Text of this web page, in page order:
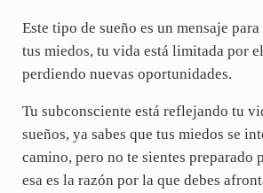
Este tipo de sueño es un mensaje
tus miedos, tu vida está limitada por
perdiendo nuevas oportunidades.
Tu subconsciente está reflejando tu
sueños, ya sabes que tus miedos se
camino, pero no te sientes preparado
esa es la razón por la que debes